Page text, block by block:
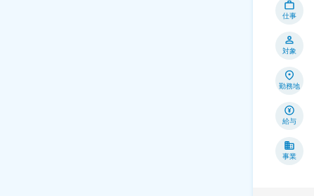
仕事
対象
勤務地
給与
事業